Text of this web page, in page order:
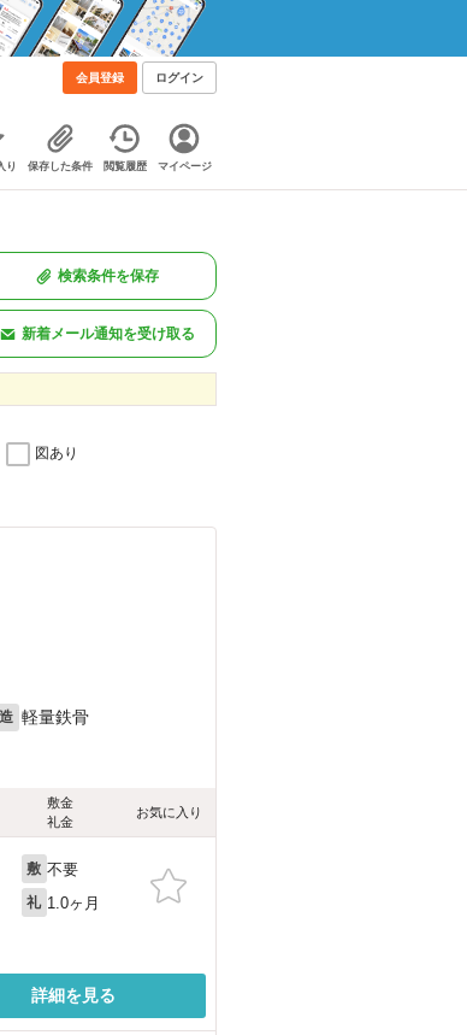
会員登録 ログイン
り 保存した条件 閲覧履歴 マイページ
検索条件を保存
新着メール通知を受け取る
図あり
軽量鉄骨
敷金
礼金
お気に入り
敷 不要
礼 1.0ヶ月
詳細を見る